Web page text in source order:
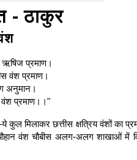
- ठाकुर
प्रमाण।
वंश प्रमाण।
अनुमान।
वंश प्रमाण।।"
कुल मिलाकर छत्तीस क्षत्रिय वंशों का
वंश चौबीस अलग-अलग शाखाओं में